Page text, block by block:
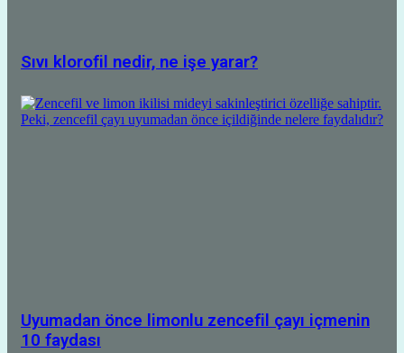
Sıvı klorofil nedir, ne işe yarar?
Uyumadan önce limonlu zencefil çayı içmenin
10 faydası